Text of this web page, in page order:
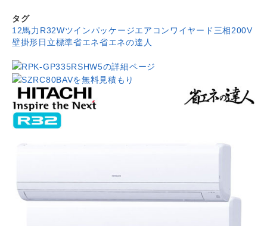
タグ
12馬力 R32Wツインパッケージエアコンワイヤード 三相200V
壁掛形日立標準省エネ省エネの達人